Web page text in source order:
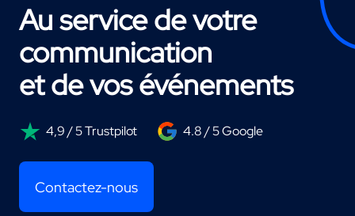
Au service de votre
communication
et de vos événements
4,9 / 5 Trustpilot 4.8 / 5 Google
Contactez-nous